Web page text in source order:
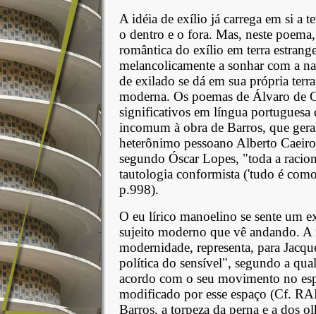
A idéia de exílio já carrega em si a
o dentro e o fora. Mas, neste
romântica do exílio em terra
melancolicamente a sonhar com a
de exilado se dá em sua própria
moderna. Os poemas de Álvaro de
significativos em língua portuguesa
incomum à obra de Barros, que
heterônimo pessoano Alberto
segundo Óscar Lopes, "toda a
tautologia conformista ('tudo é
p.998).
O eu lírico manoelino se sente um
sujeito moderno que vê andando. A
modernidade, representa, para
política do sensível", segundo a
acordo com o seu movimento no
modificado por esse espaço (Cf.
Barros, a torpeza da perna e a dos